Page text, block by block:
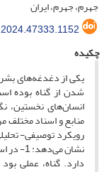
جهرم، جهرم، ایران
چکیده
یکی از دغدغه‌های بشر
شدن از گناه بوده
انسان‌های نخستین،
منابع و اسناد
رویکرد توصیفی-
نشان
دارد. گناه، عملی